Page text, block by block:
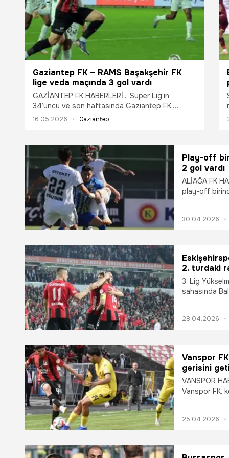
Gaziantep FK – RAMS Başakşehir FK
lige veda maçında 3 gol vardı
GAZİANTEP FK HABERLERİ... Süper Lig’in
34’üncü ve son haftasında Gaziantep FK,
sahasında RAMS Başakşehir FK’ya 2-1 mağlup
16.05.2026 Gaziantep
Play-off
2 gol vardı
ALİAĞA FK
play-off
30.04.2026
2. turdaki
3. Lig
sahasında
28.04.2026
Vanspor
gerisini
VANSPOR
Vanspor FK,
25.04.2026